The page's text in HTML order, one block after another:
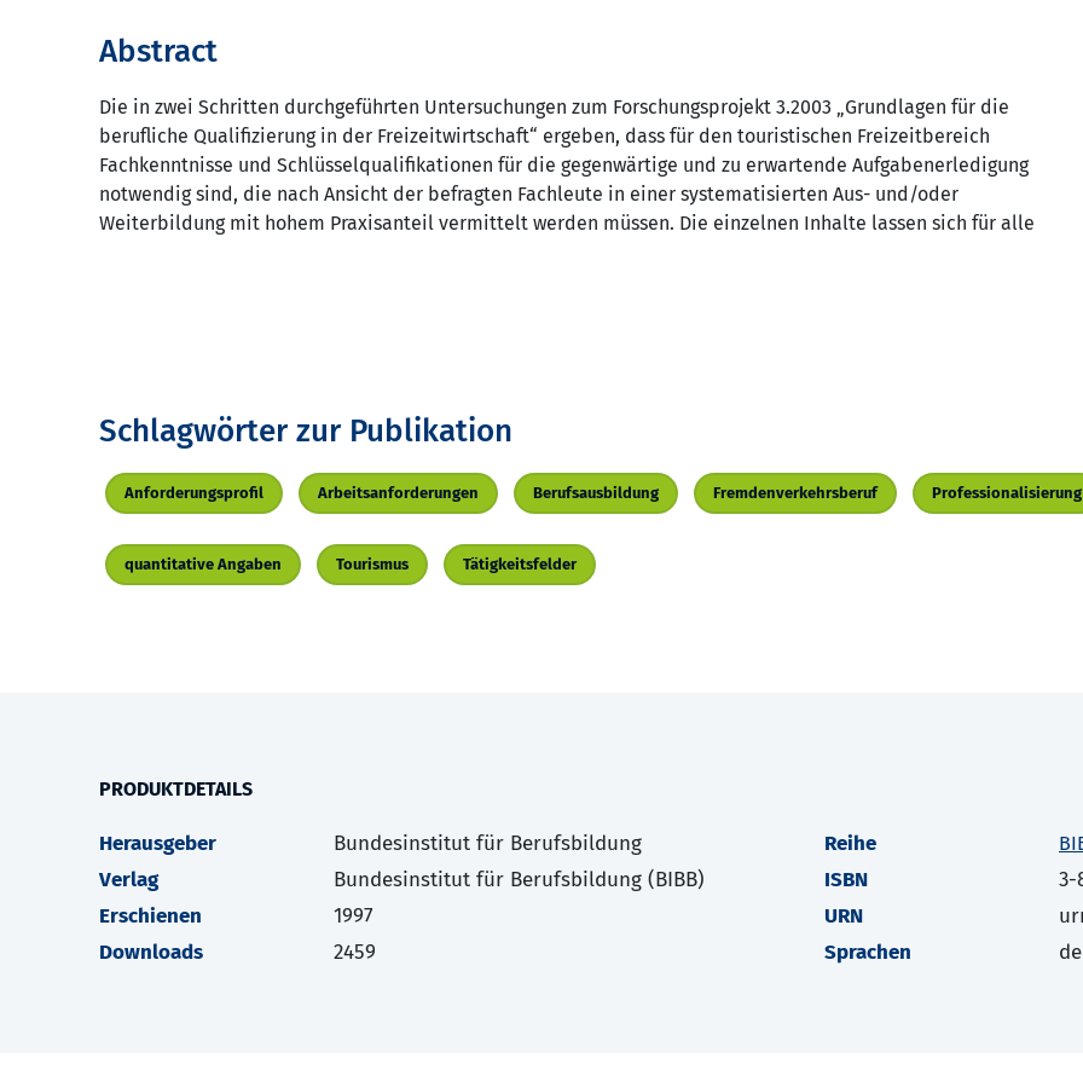
Abstract
Die in zwei Schritten durchgeführten Untersuchungen zum Forschungsprojekt 3.2003 „Grundlagen für die
berufliche Qualifizierung in der Freizeitwirtschaft“ ergeben, dass für den touristischen Freizeitbereich
Fachkenntnisse und Schlüsselqualifikationen für die gegenwärtige und zu erwartende Aufgabenerledigung
notwendig sind, die nach Ansicht der befragten Fachleute in einer systematisierten Aus- und/oder
Weiterbildung mit hohem Praxisanteil vermittelt werden müssen. Die einzelnen Inhalte lassen sich für alle
Schlagwörter zur Publikation
Anforderungsprofil Arbeitsanforderungen Berufsausbildung Fremdenverkehrsberuf Professionalisierung
quantitative Angaben Tourismus Tätigkeitsfelder
PRODUKTDETAILS
Herausgeber
Bundesinstitut für Berufsbildung
Verlag
Bundesinstitut für Berufsbildung (BIBB)
Erschienen
1997
Downloads
2459
Reihe
ISBN
3-
URN
Sprachen